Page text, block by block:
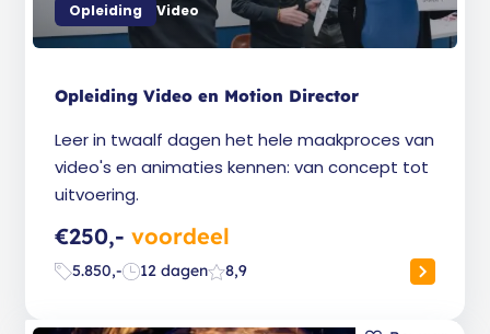
Opleiding Video
Opleiding Video en Motion Director
Leer in twaalf dagen het hele maakproces van
video's en animaties kennen: van concept tot
uitvoering.
€250,- voordeel
5.850,- 12 dagen 8,9